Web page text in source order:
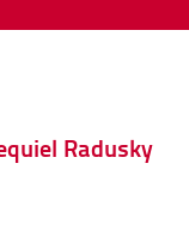
Radusky